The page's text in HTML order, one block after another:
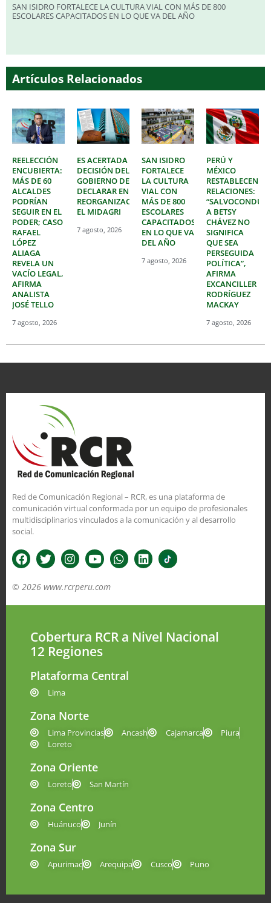
SAN ISIDRO FORTALECE LA CULTURA VIAL CON MÁS DE 800
ESCOLARES CAPACITADOS EN LO QUE VA DEL AÑO
Artículos Relacionados
REELECCIÓN
ENCUBIERTA:
MÁS DE 60
ALCALDES
PODRÍAN
SEGUIR EN EL
PODER; CASO
RAFAEL
LÓPEZ
ALIAGA
REVELA UN
VACÍO LEGAL,
AFIRMA
ANALISTA
JOSÉ TELLO
7 agosto, 2026
ES ACERTADA
DECISIÓN DEL
GOBIERNO DE
DECLARAR EN
REORGANIZACIÓN
EL MIDAGRI
7 agosto, 2026
SAN ISIDRO
FORTALECE
LA CULTURA
VIAL CON
MÁS DE 800
ESCOLARES
CAPACITADOS
EN LO QUE VA
DEL AÑO
7 agosto, 2026
PERÚ Y
MÉXICO
RESTABLECEN
RELACIONES:
A BETSY
CHÁVEZ NO
SIGNIFICA
QUE SEA
PERSEGUIDA
POLÍTICA”,
AFIRMA
EXCANCILLER
RODRÍGUEZ
MACKAY
7 agosto, 2026
Red de Comunicación Regional – RCR, es una plataforma de
comunicación virtual conformada por un equipo de profesionales
multidisciplinarios vinculados a la comunicación y al desarrollo
social.
© 2026 www.rcrperu.com
Cobertura RCR a Nivel Nacional
12 Regiones
Plataforma Central
Lima
Zona Norte
Lima Provincias Ancash Cajamarca
Piura
Loreto
Zona Oriente
Loreto San Martín
Zona Centro
Huánuco Junín
Zona Sur
Apurimac Arequipa Cusco Puno